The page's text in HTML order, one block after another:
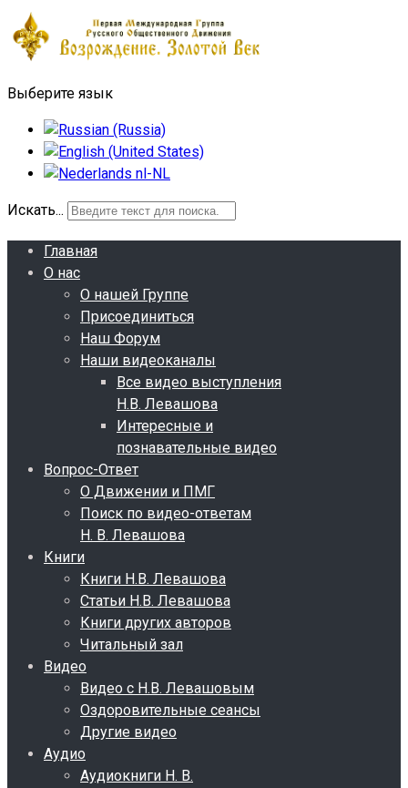
Выберите язык
Искать...
Главная
О нас
О нашей Группе
Присоединиться
Наш Форум
Наши видеоканалы
Все видео выступления
Н.В. Левашова
Интересные и
познавательные видео
Вопрос-Ответ
О Движении и ПМГ
Поиск по видео-ответам
Н. В. Левашова
Книги
Книги Н.В. Левашова
Статьи Н.В. Левашова
Книги других авторов
Читальный зал
Видео
Видео с Н.В. Левашовым
Оздоровительные сеансы
Другие видео
Аудио
Аудиокниги Н. В.